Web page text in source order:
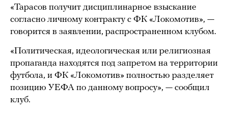
«Тарасов получит дисциплинарное взыскание
согласно личному контракту с ФК «Локомотив», —
говорится в заявлении, распространенном клубом.
«Политическая, идеологическая или религиозная
пропаганда находятся под запретом на территории
футбола, и ФК «Локомотив» полностью разделяет
позицию УЕФА по данному вопросу», — сообщил
клуб.